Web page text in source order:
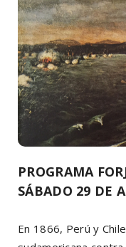
PROGRAMA
SÁBADO 29 DE
En 1866, Perú y